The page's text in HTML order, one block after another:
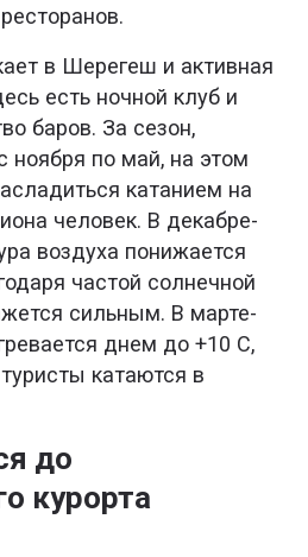
в Шерегеш и активная
есть ночной клуб и
баров. За сезон,
по май, на этом
катанием на
человек. В декабре-
воздуха понижается
частой солнечной
сильным. В марте-
днем до +10 С,
катаются в
до
курорта